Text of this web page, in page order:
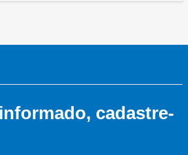
cadastre-